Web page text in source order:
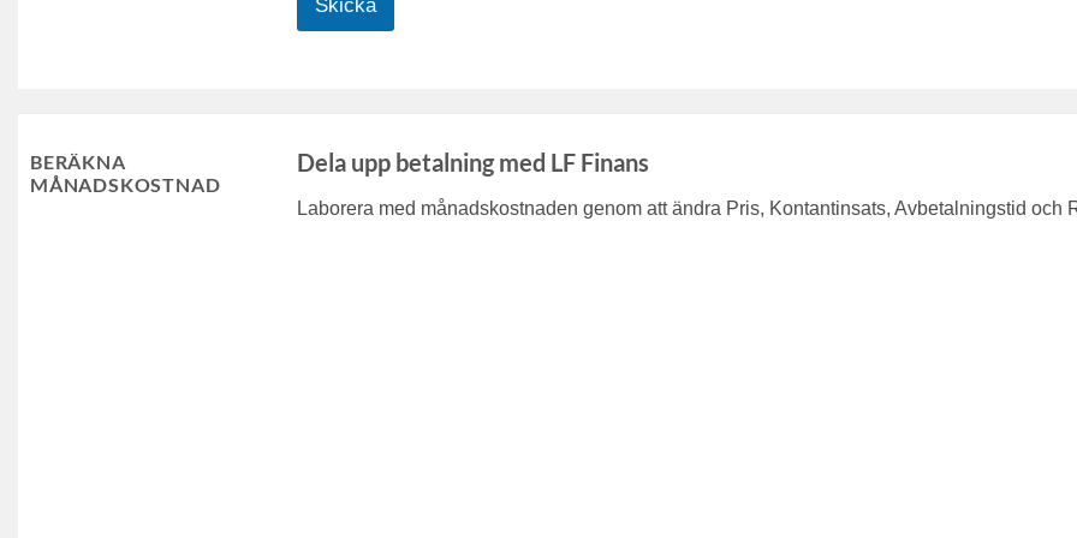
Skicka
BERÄKNA
MÅNADSKOSTNAD
Dela upp betalning med LF Finans
Laborera med månadskostnaden genom att ändra Pris, Kontantinsats, Avbetalningstid och